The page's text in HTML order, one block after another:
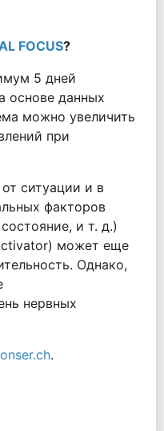
FOCUS?
5 дней
основе данных
можно увеличить
при
ситуации и в
факторов
и т. д.)
может еще
Однако,
нервных
.